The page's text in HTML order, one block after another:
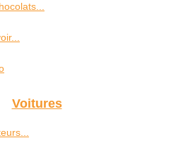
Voitures